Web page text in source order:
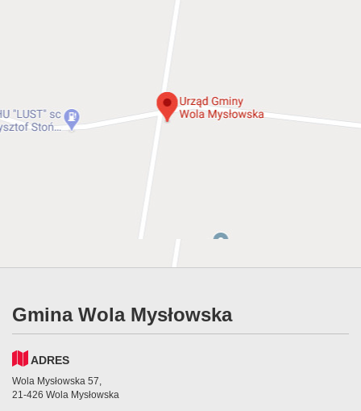
Gmina Wola Mysłowska
ADRES
Wola Mysłowska 57,
21-426 Wola Mysłowska